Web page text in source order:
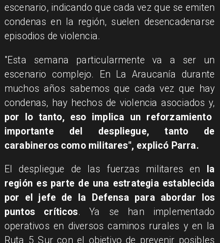
escenario, indicando que cada vez que se emiten
condenas en la región, suelen desencadenarse
episodios de violencia.
"Esta semana particularmente va a ser un
escenario complejo. En La Araucanía durante
muchos años sabemos que cada vez que hay
condenas, hay hechos de violencia asociados y,
por lo tanto, eso implica un reforzamiento
importante del despliegue, tanto de
carabineros como militares", explicó Parra.
El despliegue de las fuerzas militares en la
región es parte de una estrategia establecida
por el jefe de la Defensa para abordar los
puntos críticos. Ya se han implementado
operativos en diversos caminos rurales y en la
Ruta 5 Sur con el objetivo de prevenir posibles